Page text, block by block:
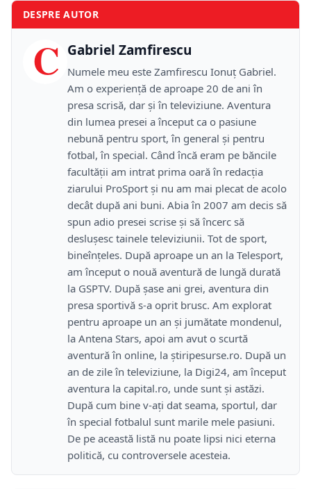
DESPRE AUTOR
C Gabriel Zamfirescu
Numele meu este Zamfirescu Ionuţ Gabriel.
Am o experienţă de aproape 20 de ani în
presa scrisă, dar şi în televiziune. Aventura
din lumea presei a început ca o pasiune
nebună pentru sport, în general şi pentru
fotbal, în special. Când încă eram pe băncile
facultăţii am intrat prima oară în redacţia
ziarului ProSport şi nu am mai plecat de acolo
decât după ani buni. Abia în 2007 am decis să
spun adio presei scrise şi să încerc să
desluşesc tainele televiziunii. Tot de sport,
bineînţeles. După aproape un an la Telesport,
am început o nouă aventură de lungă durată
la GSPTV. După şase ani grei, aventura din
presa sportivă s-a oprit brusc. Am explorat
pentru aproape un an şi jumătate mondenul,
la Antena Stars, apoi am avut o scurtă
aventură în online, la ştiripesurse.ro. După un
an de zile în televiziune, la Digi24, am început
aventura la capital.ro, unde sunt şi astăzi.
După cum bine v-aţi dat seama, sportul, dar
în special fotbalul sunt marile mele pasiuni.
De pe această listă nu poate lipsi nici eterna
politică, cu controversele acesteia.